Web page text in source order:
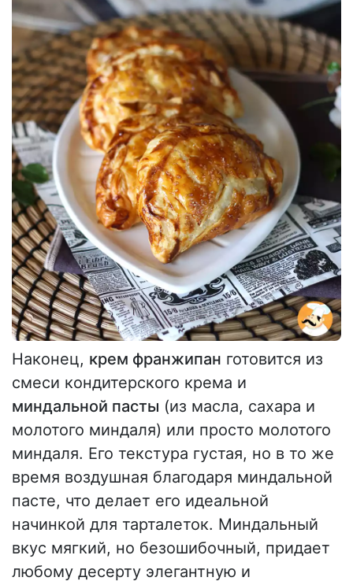
Наконец, крем франжипан готовится из
смеси кондитерского крема и
миндальной пасты (из масла, сахара и
молотого миндаля) или просто молотого
миндаля. Его текстура густая, но в то же
время воздушная благодаря миндальной
пасте, что делает его идеальной
начинкой для тарталеток. Миндальный
вкус мягкий, но безошибочный, придает
любому десерту элегантную и